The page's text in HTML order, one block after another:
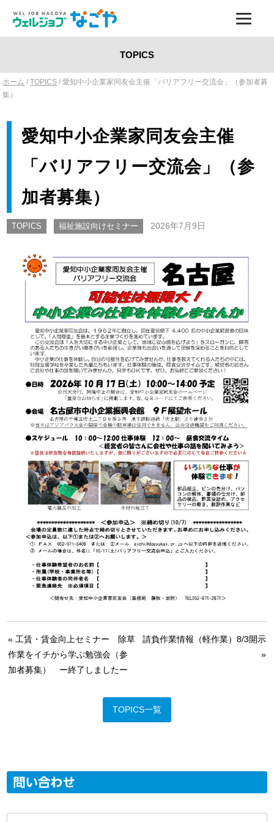
TOPICS
ホーム /TOPICS / 愛知中小企業家同友会主催「バリアフリー交流会」（参加者募
集）
愛知中小企業家同友会主催
「バリアフリー交流会」（参
加者募集）
TOPICS 福祉施設向けセミナー 2026年7月9日
« 工賃・賃金向上セミナー 除草
作業をイチから学ぶ勉強会（参
加者募集） ー終了しましたー
請負作業情報（軽作業）8/3開示
»
TOPICS一覧